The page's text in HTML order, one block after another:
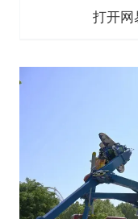
打开网